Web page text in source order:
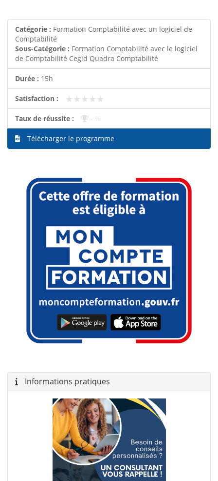
Catégorie : Formation Comptabilité avec un logiciel de
Comptabilité
Sous-Catégorie : Formation Comptabilité avec le logiciel
de Comptabilité Cegid Quadra Comptabilité
Durée : 15h
Satisfaction : ★★★★★
★★★★★
Taux de réussite : - %
Télécharger le programme
Informations pratiques